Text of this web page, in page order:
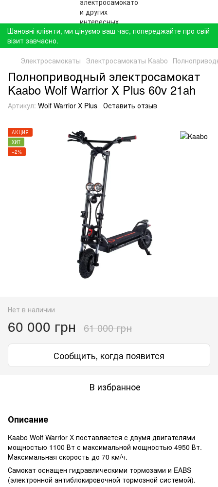
Шановні клієнти, ми цінуємо ваш час, попереджайте про свій
візит завчасно.
Электросамокаты Электросамокаты Kaabo
Полноприводный электросамокат
Kaabo Wolf Warrior X Plus 60v 21ah
Артикул: Wolf Warrior X Plus Оставить отзыв
АКЦИЯ
ХИТ
−2%
Нет в наличии
60 000 грн 61 000 грн
Сообщить, когда появится
В избранное
Описание
Kaabo Wolf Warrior X поставляется с двумя двигателями
мощностью 1100 Вт с максимальной мощностью 4950 Вт.
Максимальная скорость до 70 км/ч.
Самокат оснащен гидравлическими тормозами и EABS
(электронной антиблокировочной тормозной системой).